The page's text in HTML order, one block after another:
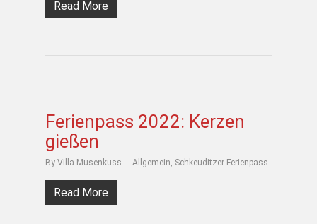
Read More
Ferienpass 2022: Kerzen
gießen
By Villa Musenkuss Allgemein, Schkeuditzer Ferienpass
Read More